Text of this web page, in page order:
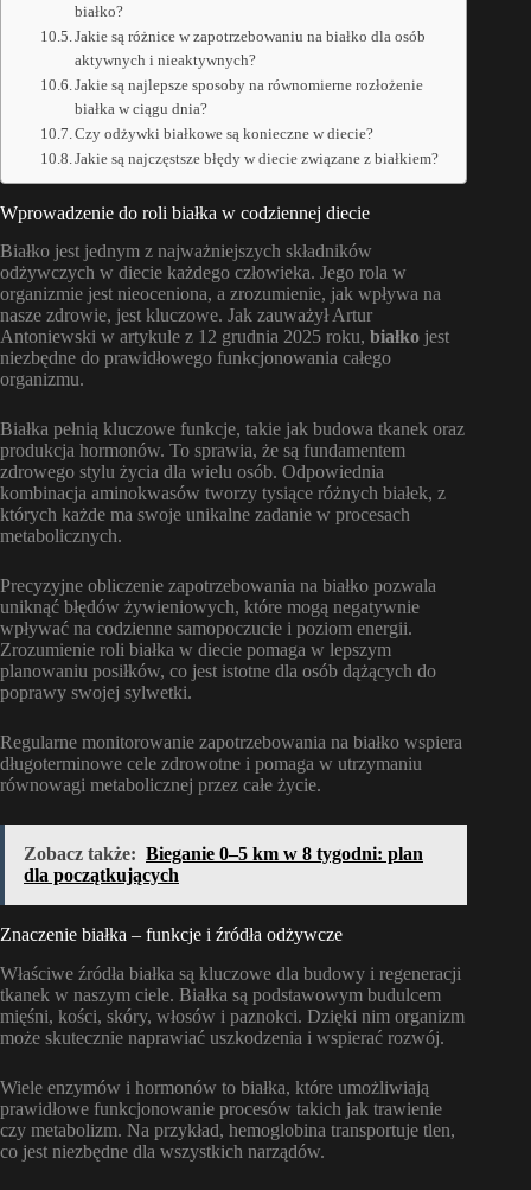
białko?
Jakie są różnice w zapotrzebowaniu na białko dla osób
aktywnych i nieaktywnych?
Jakie są najlepsze sposoby na równomierne rozłożenie
białka w ciągu dnia?
Czy odżywki białkowe są konieczne w diecie?
Jakie są najczęstsze błędy w diecie związane z białkiem?
Wprowadzenie do roli białka w codziennej diecie
Białko jest jednym z najważniejszych składników
odżywczych w diecie każdego człowieka. Jego rola w
organizmie jest nieoceniona, a zrozumienie, jak wpływa na
nasze zdrowie, jest kluczowe. Jak zauważył Artur
Antoniewski w artykule z 12 grudnia 2025 roku, białko jest
niezbędne do prawidłowego funkcjonowania całego
organizmu.
Białka pełnią kluczowe funkcje, takie jak budowa tkanek oraz
produkcja hormonów. To sprawia, że są fundamentem
zdrowego stylu życia dla wielu osób. Odpowiednia
kombinacja aminokwasów tworzy tysiące różnych białek, z
których każde ma swoje unikalne zadanie w procesach
metabolicznych.
Precyzyjne obliczenie zapotrzebowania na białko pozwala
uniknąć błędów żywieniowych, które mogą negatywnie
wpływać na codzienne samopoczucie i poziom energii.
Zrozumienie roli białka w diecie pomaga w lepszym
planowaniu posiłków, co jest istotne dla osób dążących do
poprawy swojej sylwetki.
Regularne monitorowanie zapotrzebowania na białko wspiera
długoterminowe cele zdrowotne i pomaga w utrzymaniu
równowagi metabolicznej przez całe życie.
Zobacz także: Bieganie 0–5 km w 8 tygodni: plan
dla początkujących
Znaczenie białka – funkcje i źródła odżywcze
Właściwe źródła białka są kluczowe dla budowy i regeneracji
tkanek w naszym ciele. Białka są podstawowym budulcem
mięśni, kości, skóry, włosów i paznokci. Dzięki nim organizm
może skutecznie naprawiać uszkodzenia i wspierać rozwój.
Wiele enzymów i hormonów to białka, które umożliwiają
prawidłowe funkcjonowanie procesów takich jak trawienie
czy metabolizm. Na przykład, hemoglobina transportuje tlen,
co jest niezbędne dla wszystkich narządów.